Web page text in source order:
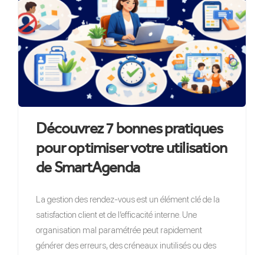
Découvrez 7 bonnes pratiques
pour optimiser votre utilisation
de SmartAgenda
La gestion des rendez-vous est un élément clé de la
satisfaction client et de l’efficacité interne. Une
organisation mal paramétrée peut rapidement
générer des erreurs, des créneaux inutilisés ou des